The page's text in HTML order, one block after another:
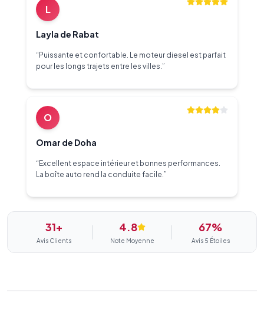
L
Layla de Rabat
“ Puissante et confortable. Le moteur diesel est parfait
pour les longs trajets entre les villes.”
O
Omar de Doha
“ Excellent espace intérieur et bonnes performances.
La boîte auto rend la conduite facile.”
31+
Avis Clients
4.8
Note Moyenne
67%
Avis 5 Étoiles